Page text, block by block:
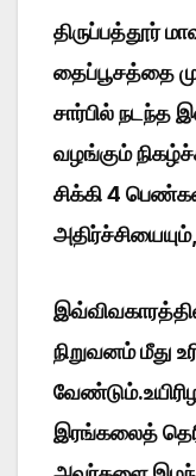
திருப்பத்தூர்
தைப்பூசத்தை
சார்பில் நடந்த
வழங்கும்
சிக்கி 4 பெண்கள்
நிறுவனம் மீது
இரங்கலைத்